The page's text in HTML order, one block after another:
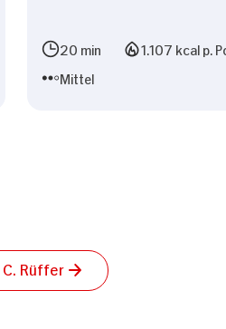
20 min
1.107 kcal p.
Mittel
Rüffer